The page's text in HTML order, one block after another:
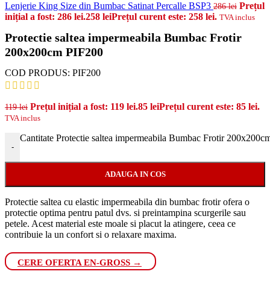
Lenjerie King Size din Bumbac Satinat Percalle BSP3 286lei Prețul
inițial a fost: 286 lei.258 leiPrețul curent este: 258 lei. TVA inclus
Protectie saltea impermeabila Bumbac Frotir
200x200cm PIF200
COD PRODUS: PIF200
119lei Prețul inițial a fost: 119 lei.85 leiPrețul curent este: 85 lei.
TVA inclus
-
Cantitate Protectie saltea impermeabila Bumbac Frotir
ADAUGA IN COS
Protectie saltea cu elastic impermeabila din bumbac frotirofera o
protectie optima pentru patul dvs. si preintampina scurgerile sau
petele. Acest material este moale si placut la atingere, ceea ce
contribuie la un confort si o relaxare maxima.
CERE OFERTA EN-GROSS →